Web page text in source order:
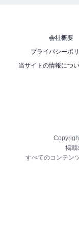
会社概要
プライバシーポ
当サイトの情報につ
掲載
すべてのコンテン